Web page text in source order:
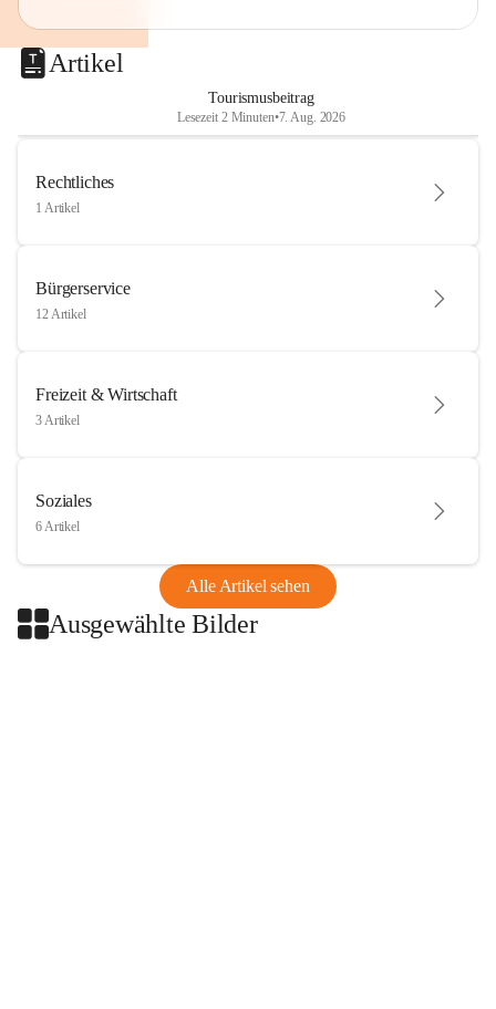
Artikel
Tourismusbeitrag
Lesezeit 2 Minuten•7. Aug. 2026
Rechtliches
1 Artikel
Bürgerservice
12 Artikel
Freizeit & Wirtschaft
3 Artikel
Soziales
6 Artikel
Alle Artikel sehen
Ausgewählte Bilder